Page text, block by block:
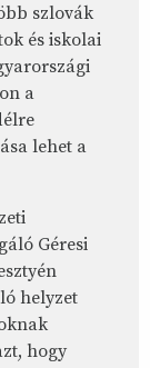
szlovák
és iskolai
a
lehet a
Géresi
helyzet
hogy